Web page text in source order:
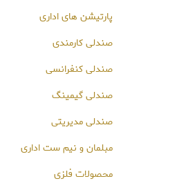
پارتیشن های اداری
صندلی کارمندی
صندلی کنفرانسی
صندلی گیمینگ
صندلی مدیریتی
مبلمان و نیم ست اداری
محصولات فلزی